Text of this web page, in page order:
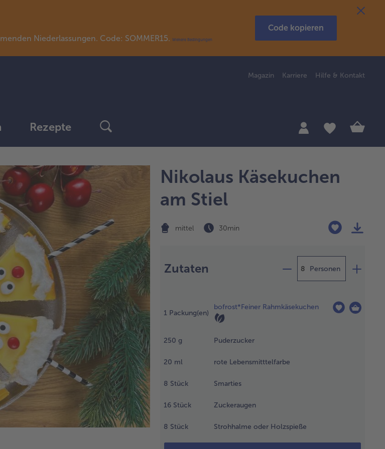
Niederlassungen. Code: SOMMER15. Weitere Bedingungen
Code kopieren
Magazin Karriere Hilfe & Kontakt
Rezepte
Nikolaus Käsekuchen
am Stiel
mittel 30 min
Zutaten Personen
1 Packung(en)
bofrost*Feiner Rahmkäsekuchen
250 g Puderzucker
20 ml rote Lebensmitttelfarbe
8 Stück Smarties
16 Stück Zuckeraugen
8 Stück Strohhalme oder Holzspieße
1.
Den
nach
Backofen backen.
Puderzucker
Schüsseln
aufteilen
und jeweils